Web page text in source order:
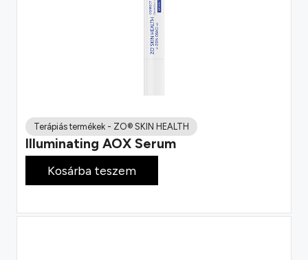
Terápiás termékek - ZO® SKIN HEALTH
Illuminating AOX Serum
Kosárba teszem